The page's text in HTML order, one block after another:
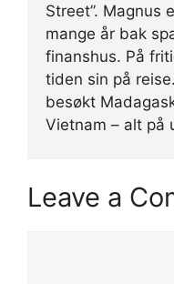
Street”. Magnus
mange år bak
finanshus. På
tiden sin på
besøkt
Vietnam – alt på
Leave a